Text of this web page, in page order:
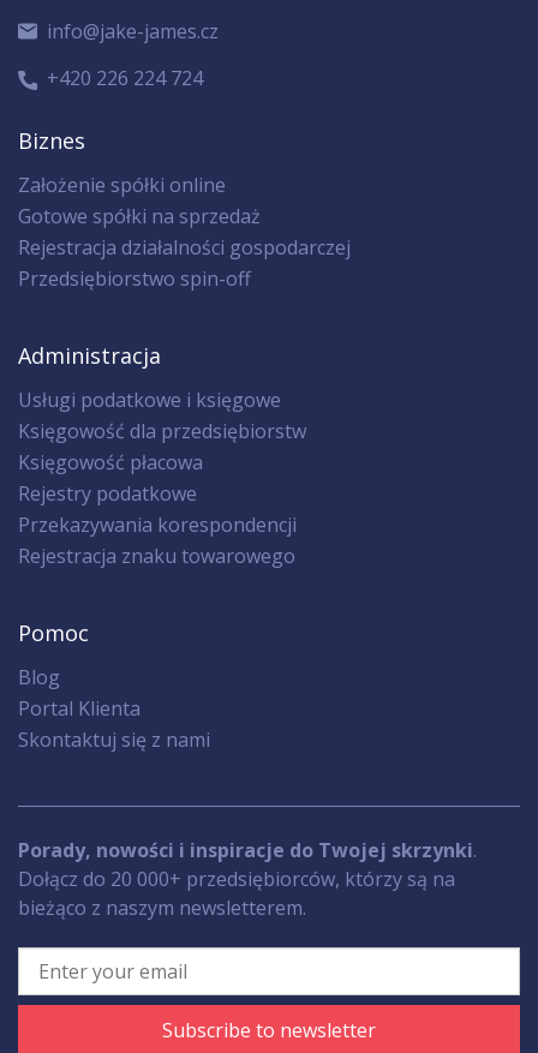
info@jake-james.cz
+420 226 224 724
Biznes
Założenie spółki online
Gotowe spółki na sprzedaż
Rejestracja działalności gospodarczej
Przedsiębiorstwo spin-off
Administracja
Usługi podatkowe i księgowe
Księgowość dla przedsiębiorstw
Księgowość płacowa
Rejestry podatkowe
Przekazywania korespondencji
Rejestracja znaku towarowego
Pomoc
Blog
Portal Klienta
Skontaktuj się z nami
Porady, nowości i inspiracje do Twojej skrzynki.
Dołącz do 20 000+ przedsiębiorców, którzy są na
bieżąco z naszym newsletterem.
Subscribe to newsletter